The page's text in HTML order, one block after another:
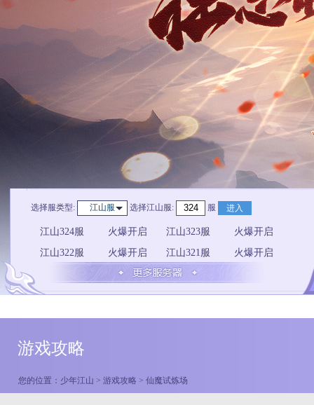
选择服类型: 江山服 选择江山服: 服 进入
江山324服 火爆开启 江山323服
火爆开启
江山322服
火爆开启 江山321服 火爆开启
游戏攻略
您的位置： 少年江山 > 游戏攻略 > 仙魔试炼场